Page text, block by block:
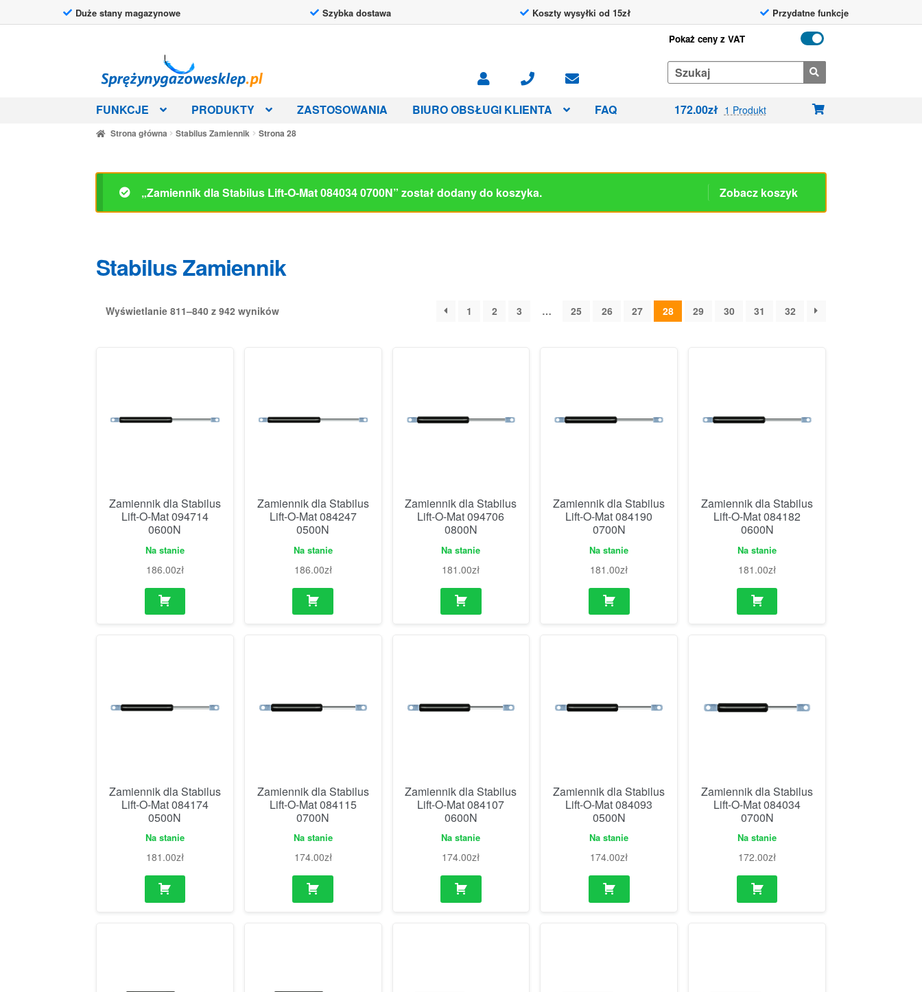
Duże stany magazynowe Szybka dostawa Koszty wysyłki od 15zł Przydatne funkcje
nawigacji
treści
Pokaż ceny z VAT
Search
for:
FUNKCJE PRODUKTY ZASTOSOWANIA BIURO OBSŁUGI KLIENTA FAQ 172.00zł 1 Produkt
Strona główna Stabilus Zamiennik Strona 28
„Zamiennik dla Stabilus Lift-O-Mat 084034 0700N” został dodany do koszyka. Zobacz koszyk
Stabilus Zamiennik
Wyświetlanie 811–840 z 942 wyników 1 2 3 … 25 26 27 28 29 30 31 32
Zamiennik dla Stabilus
Lift-O-Mat 094714
0600N
Na stanie
186.00zł
Zamiennik dla Stabilus
Lift-O-Mat 084247
0500N
Na stanie
186.00zł
Zamiennik dla Stabilus
Lift-O-Mat 094706
0800N
Na stanie
181.00zł
Zamiennik dla Stabilus
Lift-O-Mat 084190
0700N
Na stanie
181.00zł
Zamiennik dla Stabilus
Lift-O-Mat 084182
0600N
Na stanie
181.00zł
Zamiennik dla Stabilus
Lift-O-Mat 084174
0500N
Na stanie
181.00zł
Zamiennik dla Stabilus
Lift-O-Mat 084115
0700N
Na stanie
174.00zł
Zamiennik dla Stabilus
Lift-O-Mat 084107
0600N
Na stanie
174.00zł
Zamiennik dla Stabilus
Lift-O-Mat 084093
0500N
Na stanie
174.00zł
Zamiennik dla Stabilus
Lift-O-Mat 084034
0700N
Na stanie
172.00zł